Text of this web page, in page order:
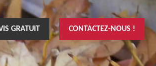
GRATUIT CONTACTEZ-NOUS !